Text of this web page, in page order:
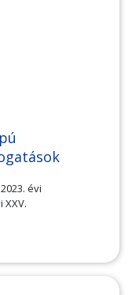
évi